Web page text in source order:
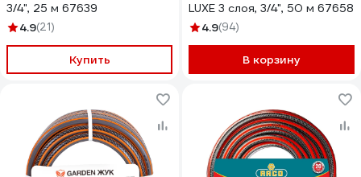
3/4", 25 м 67639
4.9(21)
Купить
LUXE 3 слоя, 3/4", 50 м 67658
4.9(94)
В корзину